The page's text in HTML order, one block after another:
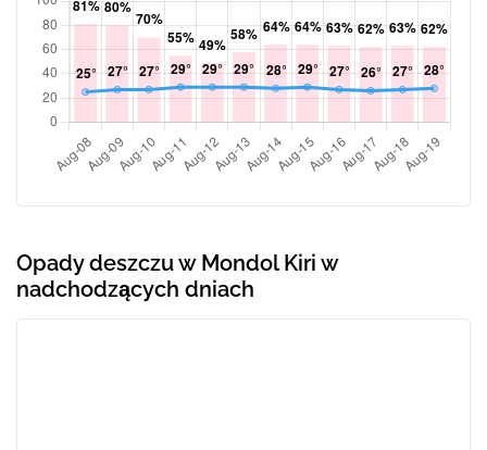
Opady deszczu w Mondol Kiri w
nadchodzących dniach